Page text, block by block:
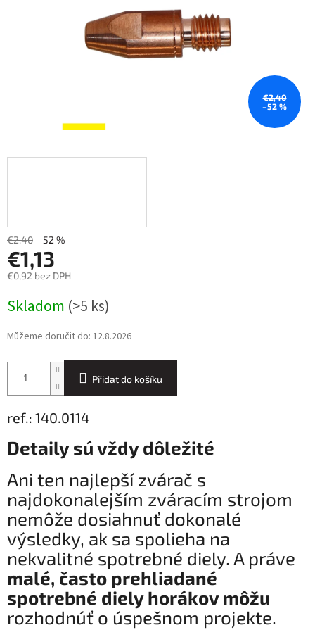
€2,40
–52 %
€2,40 –52 %
€1,13
€0,92 bez DPH
cena:
Skladom (>5 ks)
Můžeme doručit do: 12.8.2026
Přidat do košíku
ref.: 140.0114
Detaily sú vždy dôležité
Ani ten najlepší zvárač s
najdokonalejším zváracím strojom
nemôže dosiahnuť dokonalé
výsledky, ak sa spolieha na
nekvalitné spotrebné diely. A práve
malé, často prehliadané
spotrebné diely horákov môžu
rozhodnúť o úspešnom projekte.